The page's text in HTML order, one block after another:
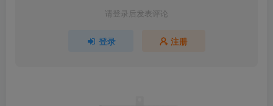
请登录后发表评论
登录 注册